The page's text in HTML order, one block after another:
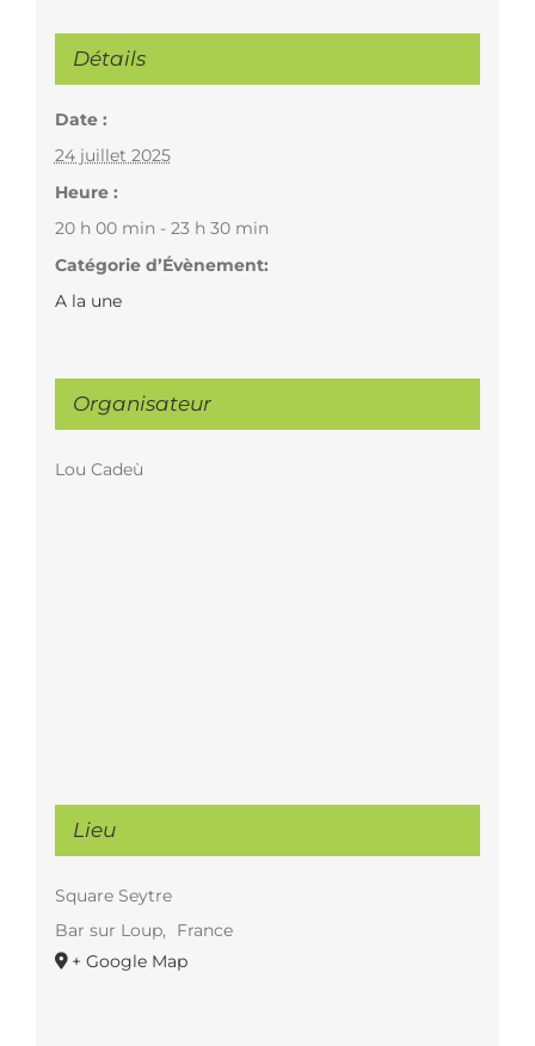
Détails
Date :
24 juillet 2025
Heure :
20 h 00 min - 23 h 30 min
Catégorie d’Évènement:
A la une
Organisateur
Lou Cadeù
Lieu
Square Seytre
Bar sur Loup,
France
+ Google Map